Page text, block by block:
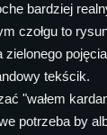
bardziej
czołgu to
zielonego
tekścik.
"wałem
potrzeba by